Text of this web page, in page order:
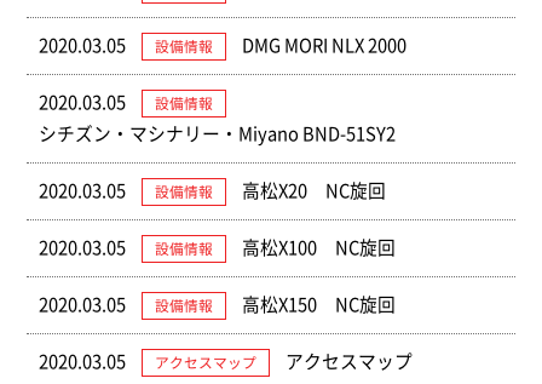
2020.03.05 設備情報 DMG MORI NLX 2000
2020.03.05 設備情報
シチズン・マシナリー・Miyano BND-51SY2
2020.03.05 設備情報 高松X20 NC旋回
2020.03.05 設備情報 高松X100 NC旋回
2020.03.05 設備情報 高松X150 NC旋回
2020.03.05 アクセスマップ アクセスマップ